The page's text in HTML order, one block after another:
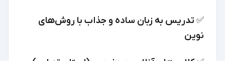
✅ تدریس به زبان ساده و جذاب با روش‌های
نوین